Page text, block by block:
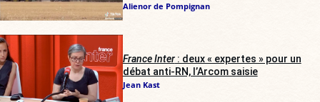
Alienor de Pompignan
France Inter: deux « expertes » pour un
débat anti-RN, l’Arcom saisie
Jean Kast